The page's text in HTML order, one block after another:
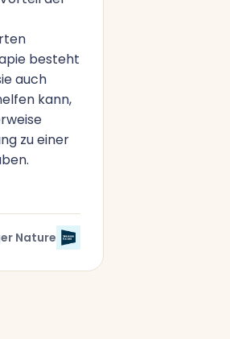
besteht
auch
kann,
zu einer
Nature